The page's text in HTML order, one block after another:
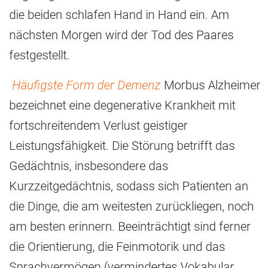
die beiden schlafen Hand in Hand ein. Am
nächsten Morgen wird der Tod des Paares
festgestellt.
Häufigste Form der Demenz Morbus Alzheimer
bezeichnet eine degenerative Krankheit mit
fortschreitendem Verlust geistiger
Leistungsfähigkeit. Die Störung betrifft das
Gedächtnis, insbesondere das
Kurzzeitgedächtnis, sodass sich Patienten an
die Dinge, die am weitesten zurückliegen, noch
am besten erinnern. Beeinträchtigt sind ferner
die Orientierung, die Feinmotorik und das